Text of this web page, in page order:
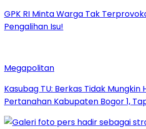
GPK RI Minta Warga Tak
Pengalihan Isu!
Megapolitan
Kasubag TU: Berkas Tidak Mungkin
Pertanahan Kabupaten Bogor 1,